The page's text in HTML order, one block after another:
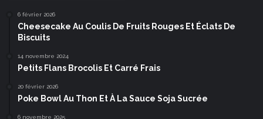
6 février 2026
Cheesecake Au Coulis De Fruits Rouges Et Éclats De
Biscuits
14 novembre 2024
Petits Flans Brocolis Et Carré Frais
20 février 2026
Poke Bowl Au Thon Et À La Sauce Soja Sucrée
6 novembre 2025